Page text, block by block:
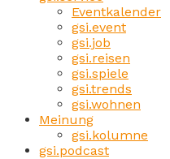
Eventkalender
gsi.event
gsi.job
gsi.reisen
gsi.spiele
gsi.trends
gsi.wohnen
Meinung
gsi.kolumne
gsi.podcast